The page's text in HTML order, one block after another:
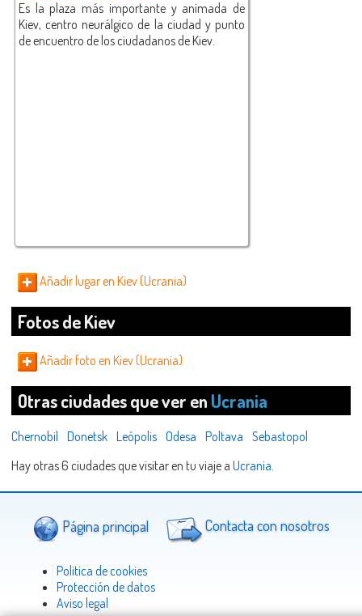
Es la plaza más importante y animada de
Kiev, centro neurálgico de la ciudad y punto
de encuentro de los ciudadanos de Kiev.
Añadir lugar en Kiev (Ucrania)
Fotos de Kiev
Añadir foto en Kiev (Ucrania)
Otras ciudades que ver en Ucrania
Chernobil Donetsk Leópolis Odesa Poltava Sebastopol
Hay otras 6 ciudades que visitar en tu viaje a Ucrania.
Página principal Contacta con nosotros
Politica de cookies
Protección de datos
Aviso legal